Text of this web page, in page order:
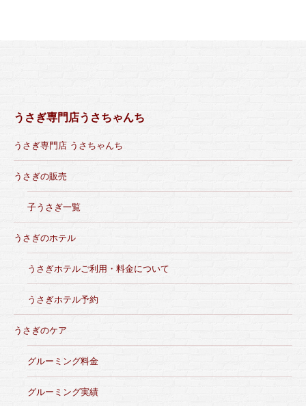
うさぎ専門店うさちゃんち
うさぎ専門店 うさちゃんち
うさぎの販売
子うさぎ一覧
うさぎのホテル
うさぎホテルご利用・料金について
うさぎホテル予約
うさぎのケア
グルーミング料金
グルーミング実績